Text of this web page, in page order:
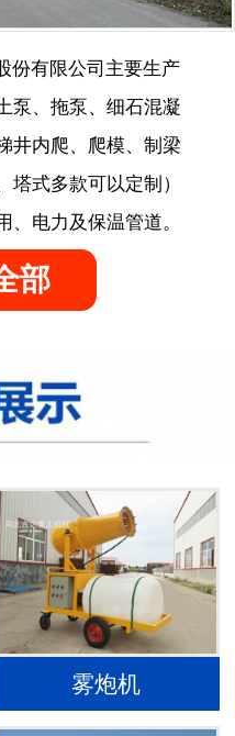
份有限公司主要生产
泵、拖泵、细石混凝
井内爬、爬模、制梁
塔式多款可以定制）
、电力及保温管道。
部
雾炮机